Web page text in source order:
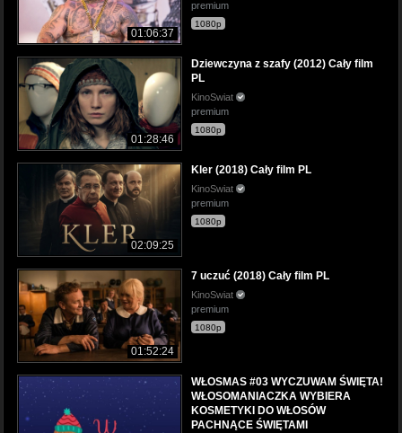
01:06:37
premium
1080p
01:28:46
Dziewczyna z szafy (2012) Cały film
PL
KinoSwiat
premium
1080p
02:09:25
Kler (2018) Cały film PL
KinoSwiat
premium
1080p
01:52:24
7 uczuć (2018) Cały film PL
KinoSwiat
premium
1080p
WŁOSMAS #03 WYCZUWAM ŚWIĘTA!
WŁOSOMANIACZKA WYBIERA
KOSMETYKI DO WŁOSÓW
PACHNĄCE ŚWIĘTAMI